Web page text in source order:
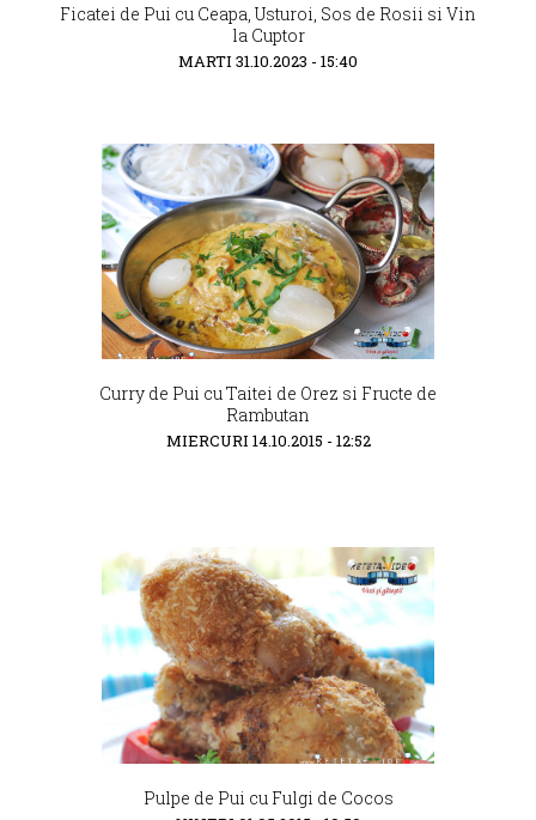
Ficatei de Pui cu Ceapa, Usturoi, Sos de Rosii si Vin
la Cuptor
MARTI 31.10.2023 - 15:40
Curry de Pui cu Taitei de Orez si Fructe de
Rambutan
MIERCURI 14.10.2015 - 12:52
Pulpe de Pui cu Fulgi de Cocos